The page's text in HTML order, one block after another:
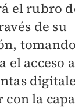
el rubro
de su
el acceso
con la